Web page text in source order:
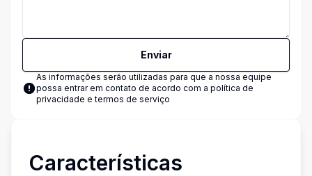
Enviar
As informações serão utilizadas para que a nossa equipe
possa entrar em contato de acordo com a política de
privacidade e termos de serviço
Características